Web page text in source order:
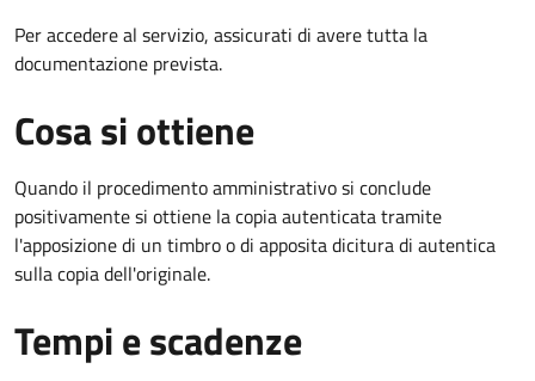
Per accedere al servizio, assicurati di avere tutta la
documentazione prevista.
Cosa si ottiene
Quando il procedimento amministrativo si conclude
positivamente si ottiene la copia autenticata tramite
l'apposizione di un timbro o di apposita dicitura di autentica
sulla copia dell'originale.
Tempi e scadenze